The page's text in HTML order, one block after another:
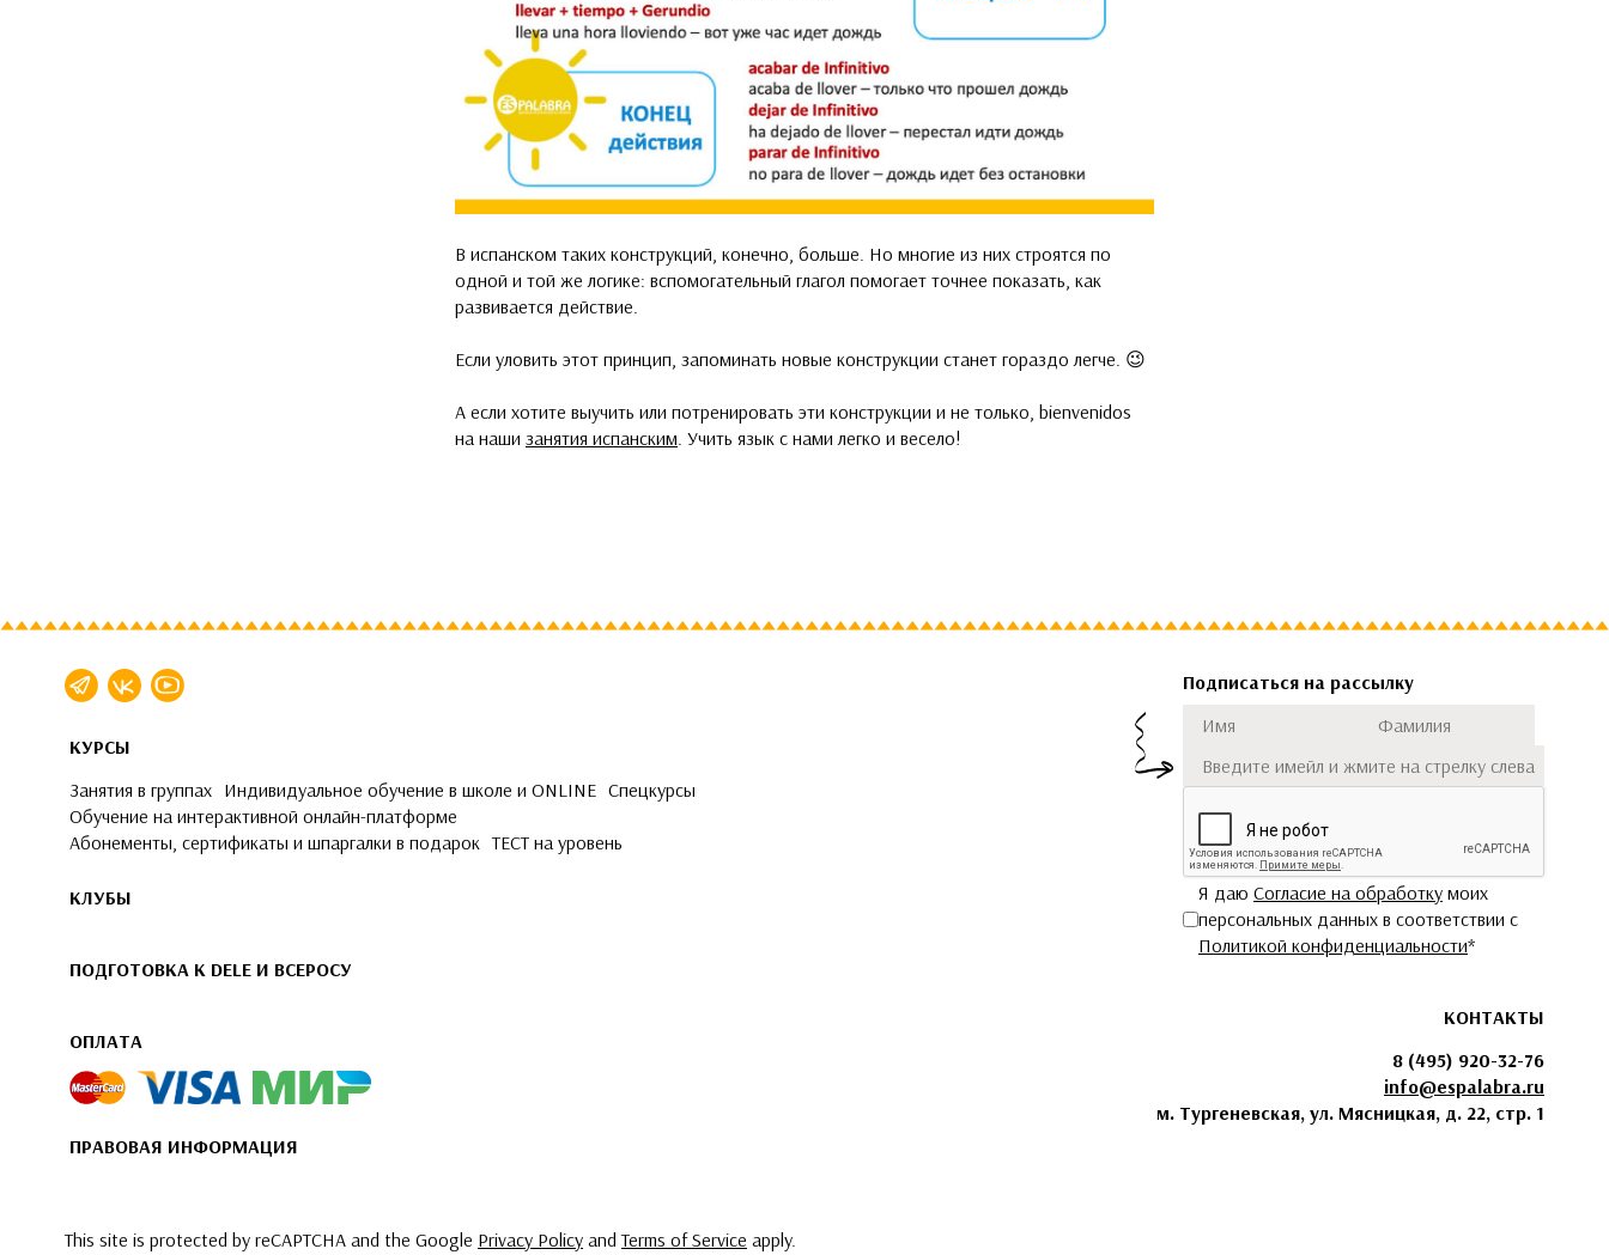
В испанском таких конструкций, конечно, больше. Но многие из них строятся по
одной и той же логике: вспомогательный глагол помогает точнее показать, как
развивается действие.
Если уловить этот принцип, запоминать новые конструкции станет гораздо легче. 😉
А если хотите выучить или потренировать эти конструкции и не только, bienvenidos
на наши занятия испанским. Учить язык с нами легко и весело!
КУРСЫ
Занятия в группах Индивидуальное обучение в школе и ONLINE Спецкурсы
Обучение на интерактивной онлайн-платформе
Абонементы, сертификаты и шпаргалки в подарок ТЕСТ на уровень
КЛУБЫ
ПОДГОТОВКА К DELE И ВСЕРОСУ
ОПЛАТА
ПРАВОВАЯ ИНФОРМАЦИЯ
This site is protected by reCAPTCHA and the Google Privacy Policy andTerms of Service apply.
Подписаться на рассылку
Имя
Фамилия
Я даю Согласие на обработку моих
персональных данных в соответствии с
Политикой конфиденциальности*
Подписаться
КОНТАКТЫ
8 (495) 920-32-76
info@espalabra.ru
м. Тургеневская, ул. Мясницкая, д. 22, стр. 1